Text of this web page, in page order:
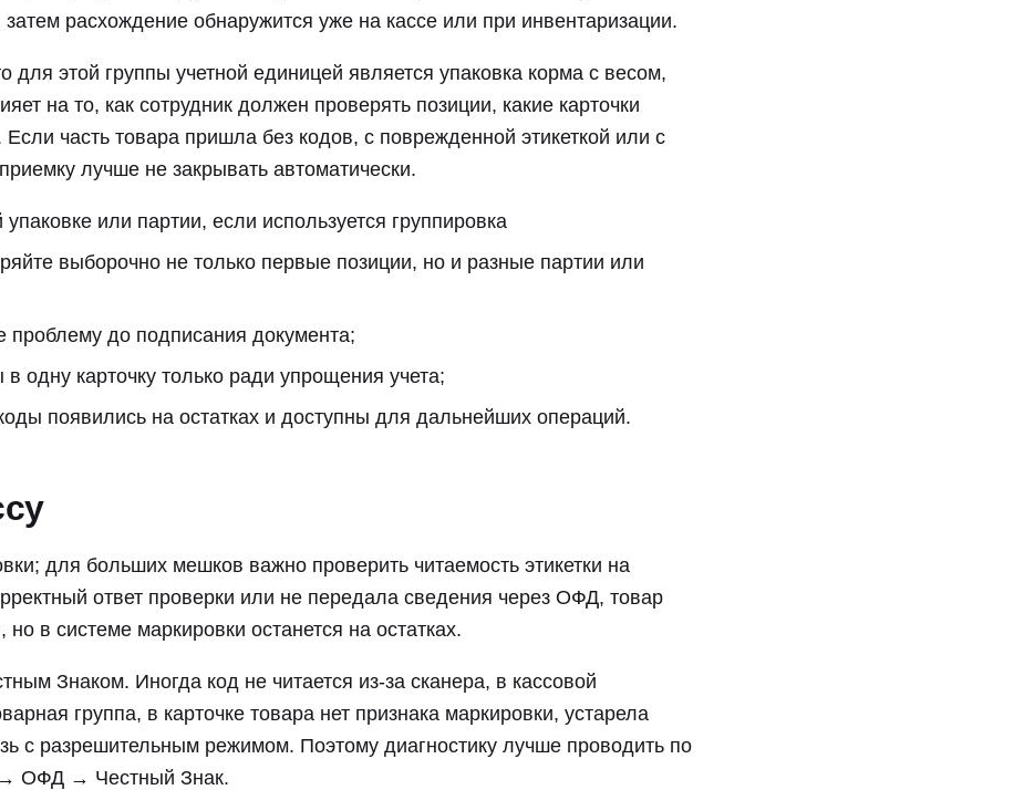
расхождение обнаружится уже на кассе или при инвентаризации.
для этой группы учетной единицей является упаковка корма с весом,
на то, как сотрудник должен проверять позиции, какие карточки
часть товара пришла без кодов, с поврежденной этикеткой или с
лучше не закрывать автоматически.
или партии, если используется группировка
выборочно не только первые позиции, но и разные партии или
проблему до подписания документа;
одну карточку только ради упрощения учета;
появились на остатках и доступны для дальнейших операций.
для больших мешков важно проверить читаемость этикетки на
ответ проверки или не передала сведения через ОФД, товар
в системе маркировки останется на остатках.
Знаком. Иногда код не читается из-за сканера, в кассовой
группа, в карточке товара нет признака маркировки, устарела
с разрешительным режимом. Поэтому диагностику лучше проводить по
→ ОФД → Честный Знак.